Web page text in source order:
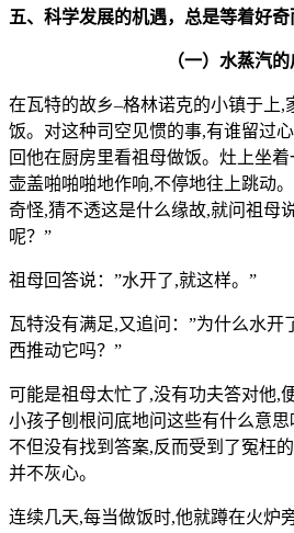
五、科学发展的机遇，总是等着好
（一）水蒸汽
在瓦特的故乡–格林诺克的小镇于上,
饭。对这种司空见惯的事,有谁留过
回他在厨房里看祖母做饭。灶上坐着
壶盖啪啪啪地作响,不停地往上跳动
奇怪,猜不透这是什么缘故,就问祖母
呢？”
祖母回答说：”水开了,就这样。”
瓦特没有满足,又追问：”为什么水开
西推动它吗？”
可能是祖母太忙了,没有功夫答对他,
小孩子刨根问底地问这些有什么意
不但没有找到答案,反而受到了冤枉
并不灰心。
连续几天,每当做饭时,他就蹲在火炉